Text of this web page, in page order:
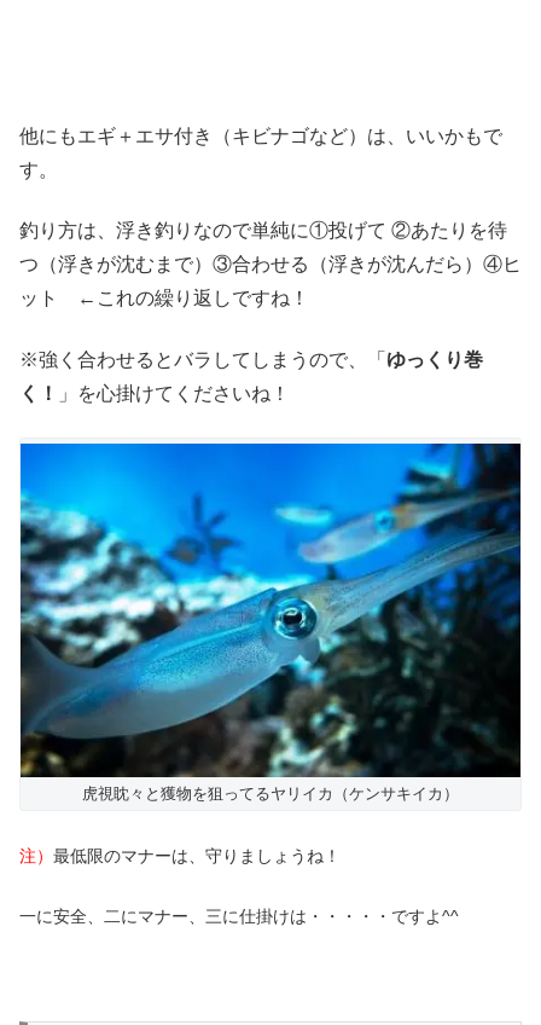
他にもエギ＋エサ付き（キビナゴなど）は、いいかもで
す。
釣り方は、浮き釣りなので単純に①投げて ②あたりを待
つ（浮きが沈むまで）③合わせる（浮きが沈んだら）④ヒ
ット ←これの繰り返しですね！
※強く合わせるとバラしてしまうので、「 ゆっくり巻
く！
」を心掛けてくださいね！
虎視眈々と獲物を狙ってるヤリイカ（ケンサキイカ）
注） 最低限のマナーは、守りましょうね！
一に安全、二にマナー、三に仕掛けは・・・・・ですよ^^